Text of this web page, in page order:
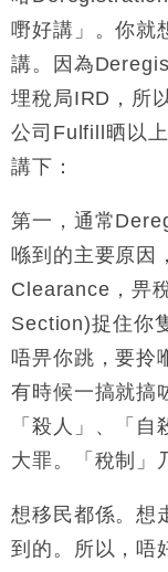
嘢好講」。你就
講。因為
埋稅局IRD，所
公司Fulfill晒以
講下：
第一，通常
喺到的主要原因
Clearance，畀
Section)捉住你
唔畀你跳，要拎
有時候一搞就搞
「殺人」、「
大罪。「稅制」
想移民都係。想
到的。所以，唔